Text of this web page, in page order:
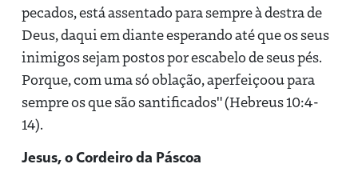
pecados, está assentado para sempre à destra de
Deus, daqui em diante esperando até que os seus
inimigos sejam postos por escabelo de seus pés.
Porque, com uma só oblação, aperfeiçoou para
sempre os que são santificados" (Hebreus 10:4-
14).
Jesus, o Cordeiro da Páscoa